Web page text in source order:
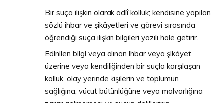
Bir suça ilişkin olarak adlî kolluk; kendisine yapılan
sözlü ihbar ve şikâyetleri ve görevi sırasında
öğrendiği suça ilişkin bilgileri yazılı hale getirir.
Edinilen bilgi veya alınan ihbar veya şikâyet
üzerine veya kendiliğinden bir suçla karşılaşan
kolluk, olay yerinde kişilerin ve toplumun
sağlığına, vücut bütünlüğüne veya malvarlığına